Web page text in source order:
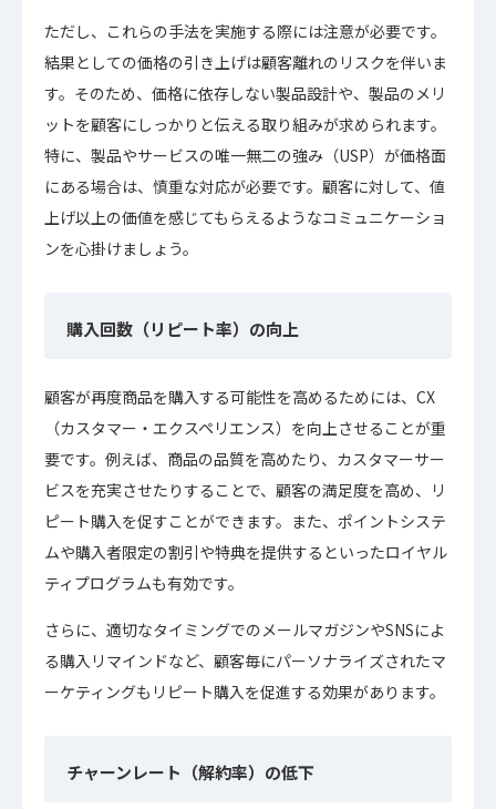
ただし、これらの手法を実施する際には注意が必要です。
結果としての価格の引き上げは顧客離れのリスクを伴いま
す。そのため、価格に依存しない製品設計や、製品のメリ
ットを顧客にしっかりと伝える取り組みが求められます。
特に、製品やサービスの唯一無二の強み（USP）が価格面
にある場合は、慎重な対応が必要です。顧客に対して、値
上げ以上の価値を感じてもらえるようなコミュニケーショ
ンを心掛けましょう。
購入回数（リピート率）の向上
顧客が再度商品を購入する可能性を高めるためには、CX
（カスタマー・エクスペリエンス）を向上させることが重
要です。例えば、商品の品質を高めたり、カスタマーサー
ビスを充実させたりすることで、顧客の満足度を高め、リ
ピート購入を促すことができます。また、ポイントシステ
ムや購入者限定の割引や特典を提供するといったロイヤル
ティプログラムも有効です。
さらに、適切なタイミングでのメールマガジンやSNSによ
る購入リマインドなど、顧客毎にパーソナライズされたマ
ーケティングもリピート購入を促進する効果があります。
チャーンレート（解約率）の低下